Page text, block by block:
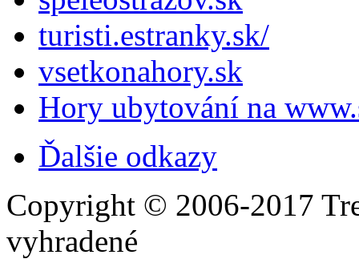
turisti.estranky.sk/
vsetkonahory.sk
Hory ubytování na
Ďalšie odkazy
Copyright © 2006-2017
vyhradené